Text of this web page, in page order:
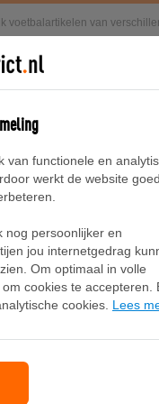
voetbalartikelen van
Blauw/Roze/Wit
KIDSUPER
Blauw/
van functionele en
werkt de website
nog persoonlijker en
jou internetgedrag
Om optimaal in volle
cookies te accepteren.
cookies. Lees